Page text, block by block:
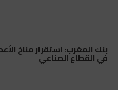
بنك المغرب: استقرار مناخ
في القطاع الصناعي